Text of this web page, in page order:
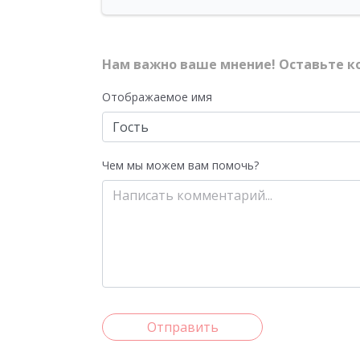
Нам важно ваше мнение! Оставьте
Отображаемое имя
Чем мы можем вам помочь?
Отправить